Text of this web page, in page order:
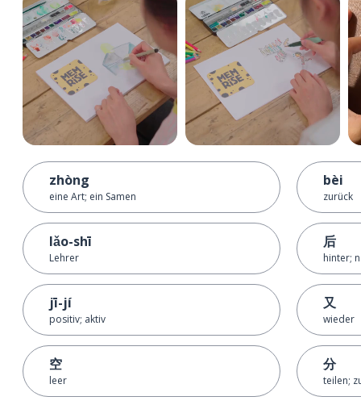
zhòng
eine Art; ein Samen
lǎo-shī
Lehrer
jī-jí
positiv; aktiv
空
leer
bèi
zurück
后
hinter;
又
wieder
分
teilen;